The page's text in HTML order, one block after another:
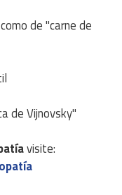
de "carne de
de Vijnovsky"
visite: